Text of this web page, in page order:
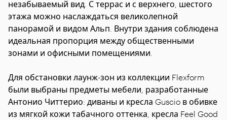
незабываемый вид. С террас и с верхнего, шестого
этажа можно наслаждаться великолепной
панорамой и видом Альп. Внутри здания соблюдена
идеальная пропорция между общественными
зонами и офисными помещениями.
Для обстановки лаунж-зон из коллекции Flexform
были выбраны предметы мебели, разработанные
Антонио Читтерио: диваны и кресла Guscio в обивке
из мягкой кожи табачного оттенка, кресла Feel Good